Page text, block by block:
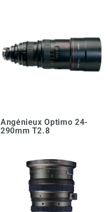
Angénieux Optimo 24-
290mm T2.8